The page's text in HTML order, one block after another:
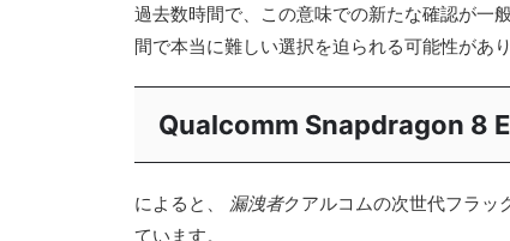
過去数時間で、この意味での新たな確認が一
間で本当に難しい選択を迫られる可能性があり
Qualcomm Snapdragon 8
によると、 漏洩者クアルコムの次世代フラ
ています。